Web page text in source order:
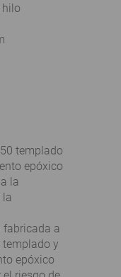
hilo
templado
epóxico
la
la
a
templado y
epóxico